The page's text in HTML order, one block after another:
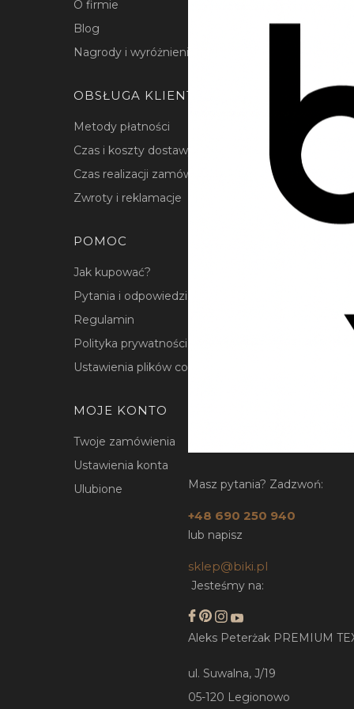
O firmie
Blog
Nagrody i wyróżnienia
OBSŁUGA KLIENTA
Metody płatności
Czas i koszty dostawy
Czas realizacji zamówienia
Zwroty i reklamacje
POMOC
Jak kupować?
Pytania i odpowiedzi
Regulamin
Polityka prywatności
Ustawienia plików cookies
MOJE KONTO
Twoje zamówienia
Ustawienia konta
Ulubione
Masz pytania? Zadzwoń:
+48 690 250 940
lub napisz
sklep@biki.pl
Jesteśmy na:
Aleks Peterżak PREMIUM
ul. Suwalna, J/19
05-120 Legionowo